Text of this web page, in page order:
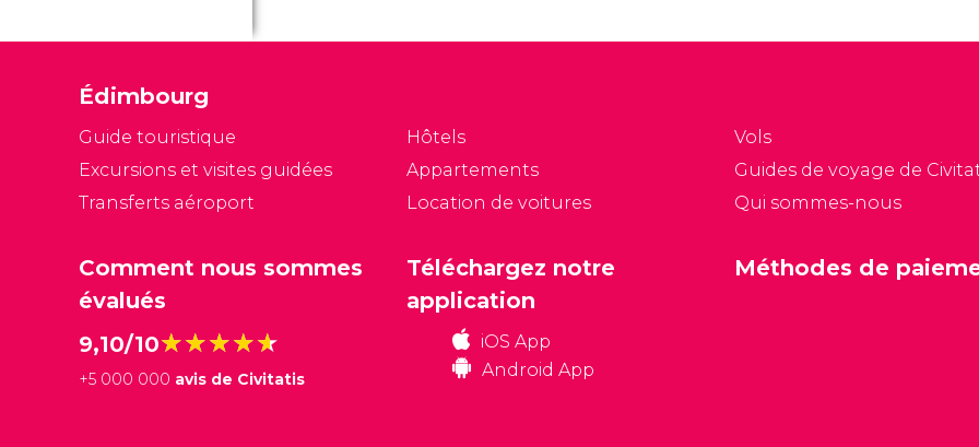
de la Banque d’Écosse
Modern Art) abrite la
composée de la Galerie
Dean et de la Galerie
Édimbourg
Guide touristique
Excursions et visites guidées
Transferts aéroport
Hôtels
Appartements
Location de voitures
Vols
Guides de voyage de
Qui sommes-nous
Comment nous sommes
évalués
9,10/10★★★★★
★★★★★
+5 000 000 avis de Civitatis
Téléchargez notre
application
iOS App
Android App
Méthodes de